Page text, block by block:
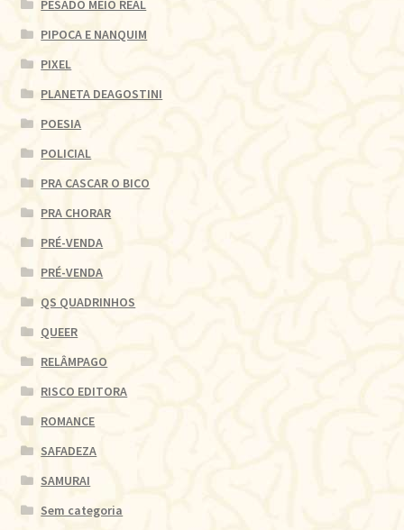
PESADO MEIO REAL
PIPOCA E NANQUIM
PIXEL
PLANETA DEAGOSTINI
POESIA
POLICIAL
PRA CASCAR O BICO
PRA CHORAR
PRÉ-VENDA
PRÉ-VENDA
QS QUADRINHOS
QUEER
RELÂMPAGO
RISCO EDITORA
ROMANCE
SAFADEZA
SAMURAI
Sem categoria